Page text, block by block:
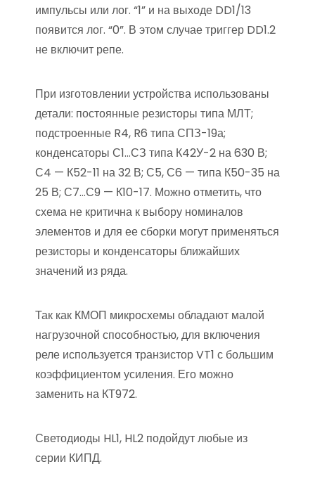
импульсы или лог. “1” и на выходе DD1/13
появится лог. “0”. В этом случае триггер DD1.2
не включит репе.
При изготовлении устройства использованы
детали: постоянные резисторы типа МЛТ;
подстроенные R4, R6 типа СПЗ-19а;
конденсаторы С1…СЗ типа К42У-2 на 630 В;
С4 — К52-11 на 32 В; С5, С6 — типа К50-35 на
25 В; С7…С9 — К10-17. Можно отметить, что
схема не критична к выбору номиналов
элементов и для ее сборки могут применяться
резисторы и конденсаторы ближайших
значений из ряда.
Так как КМОП микросхемы обладают малой
нагрузочной способностью, для включения
реле используется транзистор VT1 с большим
коэффициентом усиления. Его можно
заменить на КТ972.
Светодиоды HL1, HL2 подойдут любые из
серии КИПД.